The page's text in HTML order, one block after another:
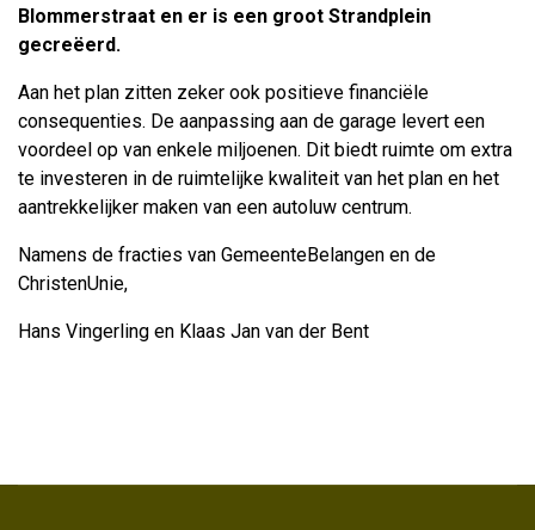
Blommerstraat en er is een groot Strandplein
gecreëerd.
Aan het plan zitten zeker ook positieve financiële
consequenties. De aanpassing aan de garage levert een
voordeel op van enkele miljoenen. Dit biedt ruimte om extra
te investeren in de ruimtelijke kwaliteit van het plan en het
aantrekkelijker maken van een autoluw centrum.
Namens de fracties van GemeenteBelangen en de
ChristenUnie,
Hans Vingerling en Klaas Jan van der Bent